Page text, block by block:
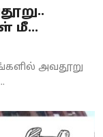
மீ...
அவதூறு